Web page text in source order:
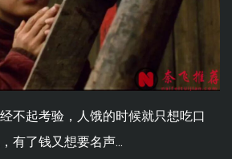
不起考验，人饿的时候就只想吃口
有了钱又想要名声...